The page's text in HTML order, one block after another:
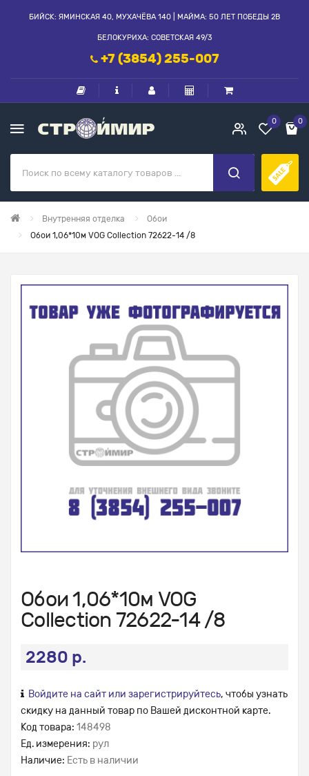
БИЙСК: ЯМИНСКАЯ 40, МУХАЧЁВА 140 | МАЙМА: 50 ЛЕТ ПОБЕДЫ 2В
БЕЛОКУРИХА: СОВЕТСКАЯ 49/3
+7 (3854) 255-007
0 0
Внутренняя отделка
Обои
Обои 1,06*10м VOG Collection 72622-14 /8
Обои 1,06*10м VOG
Collection 72622-14 /8
2280 р.
Войдите на сайт или зарегистрируйтесь, чтобы узнать
скидку на данный товар по Вашей дисконтной карте.
Код товара: 148498
Ед. измерения: рул
Наличие: Есть в наличии